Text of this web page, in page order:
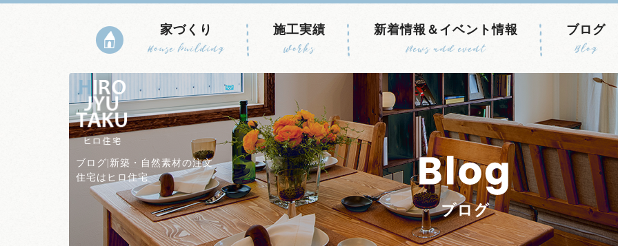
家づくり
House building
施工実績
Works
新着情報＆イベント情報
News and event
ブログ
Blog
ブログ|新築・自然素材の注文
住宅はヒロ住宅